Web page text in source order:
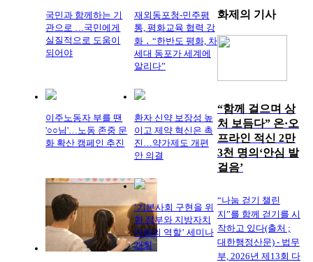
국민과 함께하는 기
관으로 …국민에게
실질적으로 도움이
되어야
재외동포청-민주평
통, 평화교육 협력 강
화 ․ “한반도 평화, 차
세대 동포가 세계에
알리다”
이주노동자 부를 땐
'○○님'…노동 존중 문
화 확산 캠페인 추진
환자 신약 보장성 높
이고 제약 혁신은 촉
진…약가제도 개편
안 의결
‘기본사회 구현을 위
한 정부와 지방자치
단체의 역할’ 세미나
개최
화제의 기사
“함께 걸으며 상
처 보듬다” 온·오
프라인 적신 2만
3천 명의‘안심 발
걸음’
“나눔 걷기 챌린
지”를 함께 걷기를 시
작하고 있다(출처 ;
대한행정산문) - 법무
부, 2026년 제13회 다